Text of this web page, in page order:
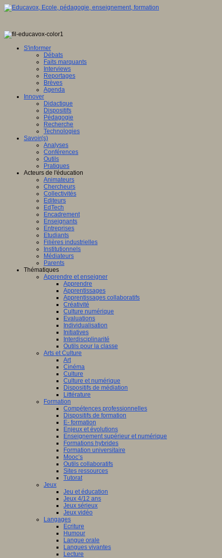
S'informer
Débats
Faits marquants
Interviews
Reportages
Brèves
Agenda
Innover
Didactique
Dispositifs
Pédagogie
Recherche
Technologies
Savoir(s)
Analyses
Conférences
Outils
Pratiques
Acteurs de l'éducation
Animateurs
Chercheurs
Collectivités
Editeurs
EdTech
Encadrement
Enseignants
Entreprises
Etudiants
Filières industrielles
Institutionnels
Médiateurs
Parents
Thématiques
Apprendre et enseigner
Apprendre
Apprentissages
Apprentissages collaboratifs
Créativité
Culture numérique
Evaluations
Individualisation
Initiatives
Interdisciplinarité
Outils pour la classe
Arts et Culture
Art
Cinéma
Culture
Culture et numérique
Dispositifs de médiation
Littérature
Formation
Compétences professionnelles
Dispositifs de formation
E- formation
Enjeux et évolutions
Enseignement supérieur et numérique
Formations hybrides
Formation universitaire
Mooc’s
Outils collaboratifs
Sites ressources
Tutorat
Jeux
Jeu et éducation
Jeux 4/12 ans
Jeux sérieux
Jeux vidéo
Langages
Ecriture
Humour
Langue orale
Langues vivantes
Lecture